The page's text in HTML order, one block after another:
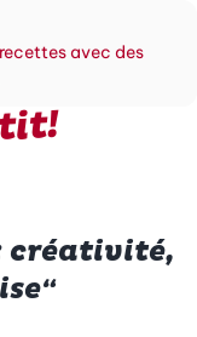
avec des
créativité,